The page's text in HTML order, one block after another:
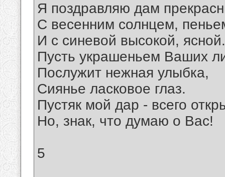
Я поздравляю дам
С весенним солнцем,
И с синевой высокой, ясной.
Пусть украшеньем Ваших
Послужит нежная улыбка,
Сиянье ласковое глаз.
Пустяк мой дар - всего
Но, знак, что думаю о Вас!
5